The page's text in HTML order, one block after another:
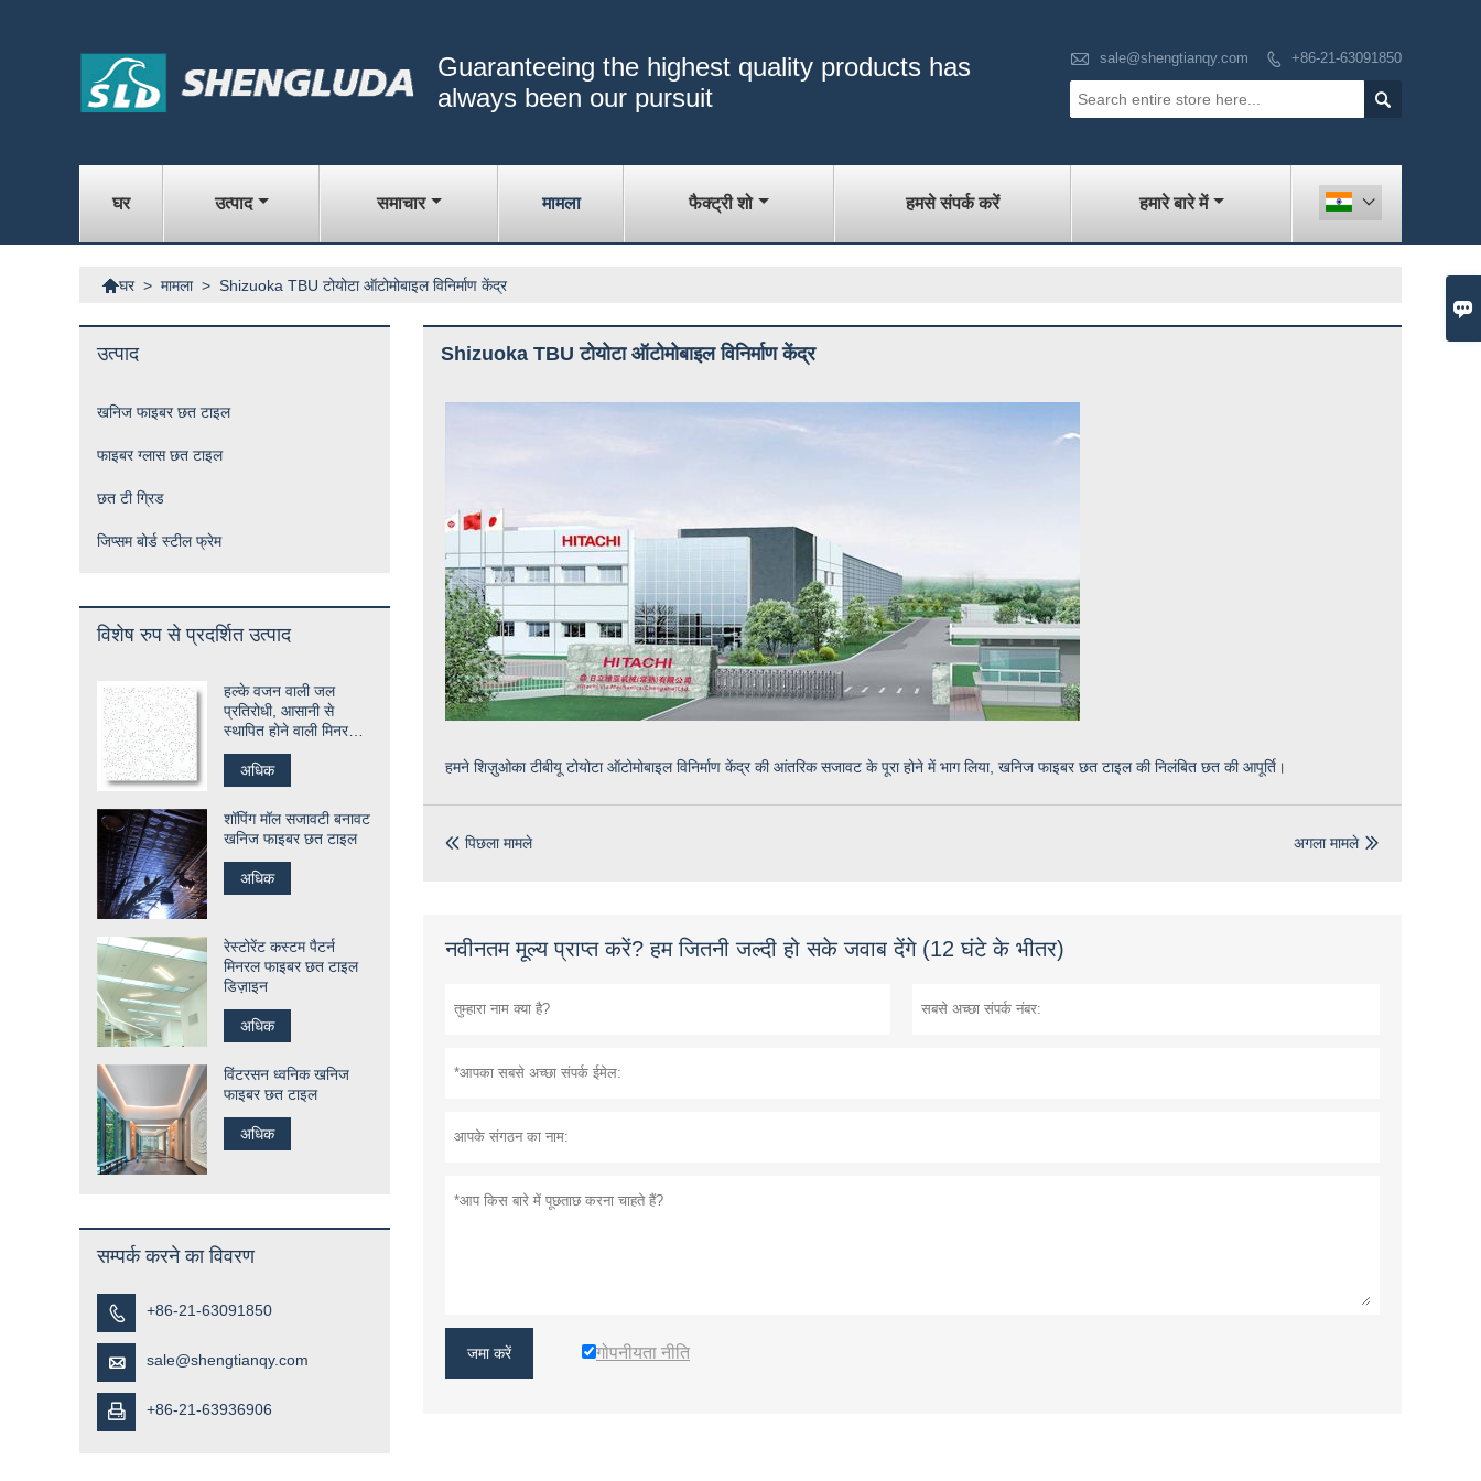

 sale@shengtianqy.com  +86-21-63091850

Guaranteeing the highest quality products has
always been our pursuit
घर उत्पाद समाचार मामला फैक्ट्री शो हमसे संपर्क करें हमारे बारे में 
घर > मामला > Shizuoka TBU टोयोटा ऑटोमोबाइल विनिर्माण केंद्र
Shizuoka TBU टोयोटा ऑटोमोबाइल विनिर्माण केंद्र
हमने शिज़ुओका टीबीयू टोयोटा ऑटोमोबाइल विनिर्माण केंद्र की आंतरिक सजावट के पूरा होने में भाग लिया, खनिज फाइबर छत टाइल की निलंबित छत की आपूर्ति।
 पिछला मामले 
अगला मामले
नवीनतम मूल्य प्राप्त करें? हम जितनी जल्दी हो सके जवाब देंगे (12 घंटे के भीतर)
जमा करें गोपनीयता नीति
उत्पाद
खनिज फाइबर छत टाइल
फाइबर ग्लास छत टाइल
छत टी ग्रिड
जिप्सम बोर्ड स्टील फ्रेम
विशेष रुप से प्रदर्शित उत्पाद
हल्के वजन वाली जल
प्रतिरोधी, आसानी से
स्थापित होने वाली मिनरल
फाइबर छत टाइल
अधिक
शॉपिंग मॉल सजावटी बनावट
खनिज फाइबर छत टाइल
अधिक
रेस्टोरेंट कस्टम पैटर्न
मिनरल फाइबर छत टाइल
डिज़ाइन
अधिक
विंटरसन ध्वनिक खनिज
फाइबर छत टाइल
अधिक
सम्पर्क करने का विवरण
 +86-21-63091850
 sale@shengtianqy.com
 +86-21-63936906